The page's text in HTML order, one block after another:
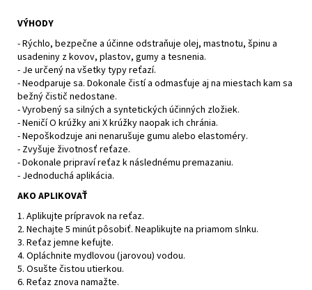
VÝHODY
- Rýchlo, bezpečne a účinne odstraňuje olej, mastnotu, špinu a
usadeniny z kovov, plastov, gumy a tesnenia.
- Je určený na všetky typy reťazí.
- Neodparuje sa. Dokonale čistí a odmasťuje aj na miestach kam sa
bežný čistič nedostane.
- Vyrobený sa silných a syntetických účinných zložiek.
- Neničí O krúžky ani X krúžky naopak ich chránia.
- Nepoškodzuje ani nenarušuje gumu alebo elastoméry.
- Zvyšuje životnosť reťaze.
- Dokonale pripraví reťaz k následnému premazaniu.
- Jednoduchá aplikácia.
AKO APLIKOVAŤ
1. Aplikujte prípravok na reťaz.
2. Nechajte 5 minút pôsobiť. Neaplikujte na priamom slnku.
3. Reťaz jemne kefujte.
4. Opláchnite mydlovou (jarovou) vodou.
5. Osušte čistou utierkou.
6. Reťaz znova namažte.
BLACK
MATT
€243